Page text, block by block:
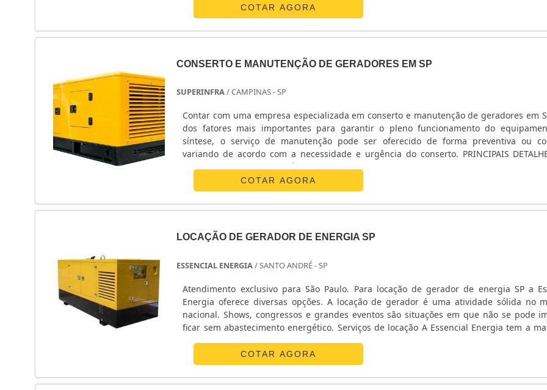
COTAR AGORA
CONSERTO E MANUTENÇÃO DE GERADORES EM SP
SUPERINFRA/ CAMPINAS - SP
Contar com uma empresa especializada em conserto e manutenção de geradores em
dos fatores mais importantes para garantir o pleno funcionamento do
síntese, o serviço de manutenção pode ser oferecido de forma preventiva ou
variando de acordo com a necessidade e urgência do conserto. PRINCIPAIS
SERVIÇOSComo o nome já diz, a manutenção preventiva diz respeito inspeção do
Assim, o equipamento e todos os seus acessórios passam por uma análise pa.
COTAR AGORA
LOCAÇÃO DE GERADOR DE ENERGIA SP
ESSENCIAL ENERGIA/ SANTO ANDRÉ - SP
Atendimento exclusivo para São Paulo. Para locação de gerador de energia SP a
Energia oferece diversas opções. A locação de gerador é uma atividade sólida no
nacional. Shows, congressos e grandes eventos são situações em que não se pode
ficar sem abastecimento energético. Serviços de locação A Essencial Energia tem a
COTAR AGORA